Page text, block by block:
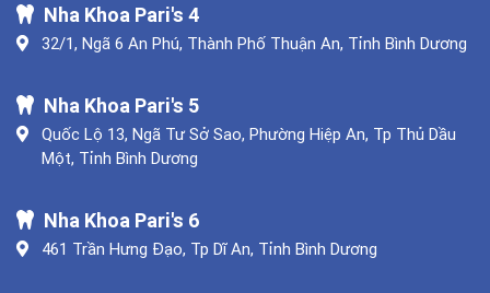
Nha Khoa Pari's 4
32/1, Ngã 6 An Phú, Thành Phố Thuận An, Tỉnh Bình Dương
Nha Khoa Pari's 5
Quốc Lộ 13, Ngã Tư Sở Sao, Phường Hiệp An, Tp Thủ Dầu
Một, Tỉnh Bình Dương
Nha Khoa Pari's 6
461 Trần Hưng Đạo, Tp Dĩ An, Tỉnh Bình Dương